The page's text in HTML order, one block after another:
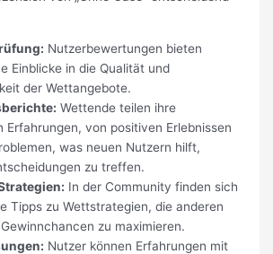
Nutzerbewertungen bieten
Einblicke in die Qualität und
der Wettangebote.
Wettende teilen ihre
Erfahrungen, von positiven Erlebnissen
was neuen Nutzern hilft,
zu treffen.
In der Community finden sich
Tipps zu Wettstrategien, die anderen
zu maximieren.
Nutzer können Erfahrungen mit